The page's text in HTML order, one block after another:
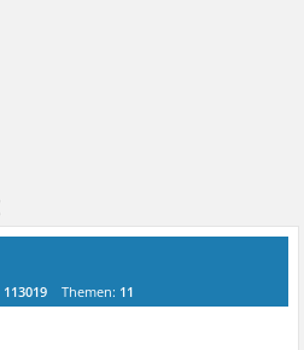
113019 Themen: 11